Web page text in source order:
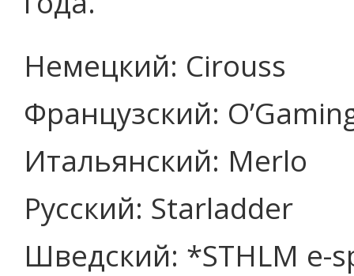
Немецкий: Cirouss
Французский:
Итальянский: Merlo
Русский: Starladder
Шведский: *STHLM e-